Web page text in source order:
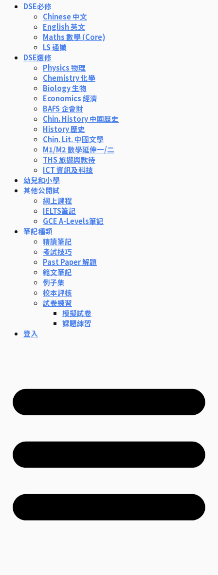
DSE必修
Chinese 中文
English 英文
Maths 數學 (Core)
LS 通識
DSE選修
Physics 物理
Chemistry 化學
Biology 生物
Economics 經濟
BAFS 企會財
Chin. History 中國歷史
History 歷史
Chin. Lit. 中國文學
M1/M2 數學延伸一/二
THS 旅遊與款待
ICT 資訊及科技
幼兒和小學
其他公開試
網上課程
IELTS筆記
GCE A-Levels筆記
筆記種類
精讀筆記
考試技巧
Past Paper 解題
範文筆記
例子集
校本評核
試卷練習
模擬試卷
課題練習
登入